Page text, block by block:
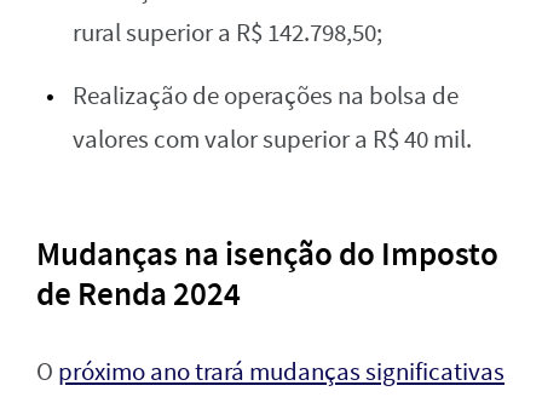
rural superior a R$ 142.798,50;
Realização de operações na bolsa de
valores com valor superior a R$ 40 mil.
Mudanças na isenção do Imposto
de Renda 2024
O próximo ano trará mudanças significativas